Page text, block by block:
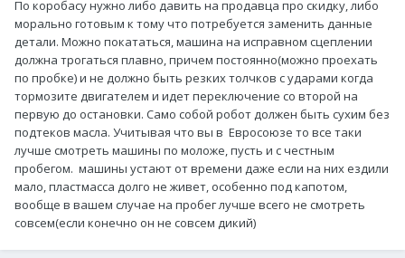
По коробасу нужно либо давить на продавца про скидку, либо
морально готовым к тому что потребуется заменить данные
детали. Можно покататься, машина на исправном сцеплении
должна трогаться плавно, причем постоянно(можно проехать
по пробке) и не должно быть резких толчков с ударами когда
тормозите двигателем и идет переключение со второй на
первую до остановки. Само собой робот должен быть сухим без
подтеков масла. Учитывая что вы в Евросоюзе то все таки
лучше смотреть машины по моложе, пусть и с честным
пробегом. машины устают от времени даже если на них ездили
мало, пластмасса долго не живет, особенно под капотом,
вообще в вашем случае на пробег лучше всего не смотреть
совсем(если конечно он не совсем дикий)